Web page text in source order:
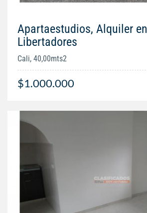
Apartaestudios, Alquiler en
Libertadores
Cali, 40,00mts2
$1.000.000